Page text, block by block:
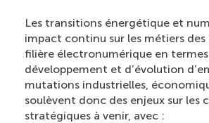
Les transitions énergétique et
impact continu sur les métiers des
filière électronumérique en
développement et d’évolution
mutations industrielles,
soulèvent donc des enjeux sur les
stratégiques à venir, avec :